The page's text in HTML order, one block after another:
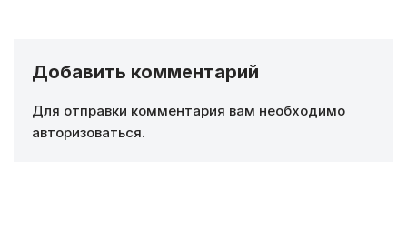
Добавить комментарий
Для отправки комментария вам необходимо
авторизоваться.